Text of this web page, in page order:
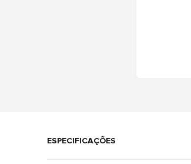
ESPECIFICAÇÕES